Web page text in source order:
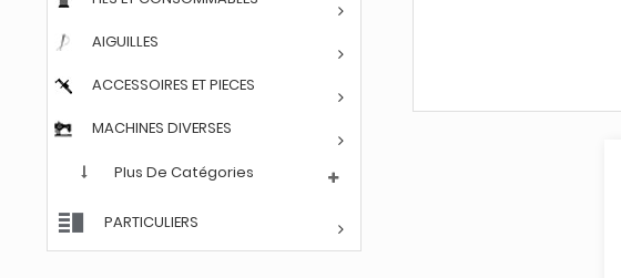
AIGUILLES
ACCESSOIRES ET PIECES
MACHINES DIVERSES
Plus De Catégories
PARTICULIERS